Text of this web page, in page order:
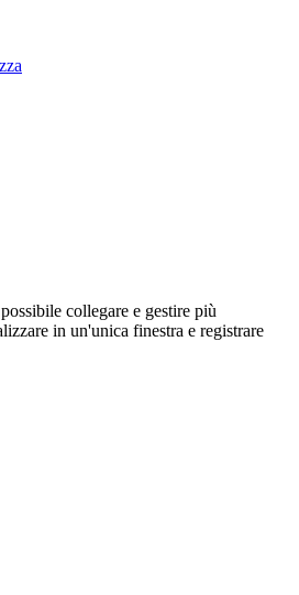
collegare e gestire più
in un'unica finestra e registrare